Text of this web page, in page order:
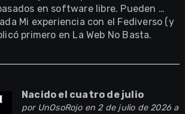
en software libre. Pueden …
Mi experiencia con el Fediverso (y
primero en La Web No Basta.
Nacido el cuatro de julio
por UnOsoRojoen 2 de julio de 2026 a